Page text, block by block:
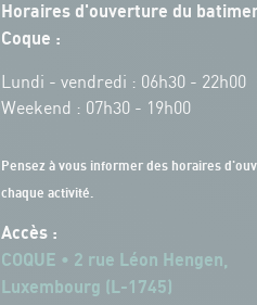
Horaires d'ouverture du
Coque :
Lundi - vendredi : 06h30 - 22h00
Weekend : 07h30 - 19h00
Pensez à vous informer des horaires
chaque activité.
Accès :
COQUE • 2 rue Léon Hengen,
Luxembourg (L-1745)